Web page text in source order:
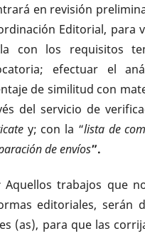
en revisión
Editorial, para
con los requisitos
efectuar el
de similitud con
del servicio de
y; con la “lista de
de envíos”.
Aquellos trabajos que
editoriales, serán
(as), para que las